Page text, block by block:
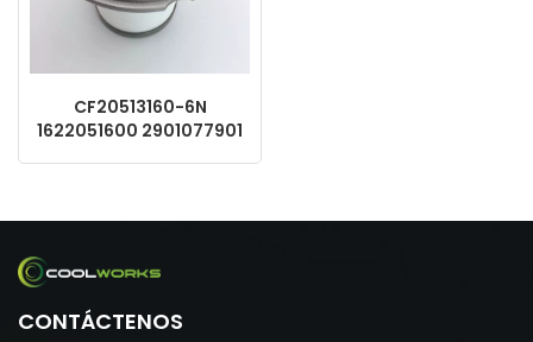
CF20513160-6N
1622051600 2901077901
CONTÁCTENOS